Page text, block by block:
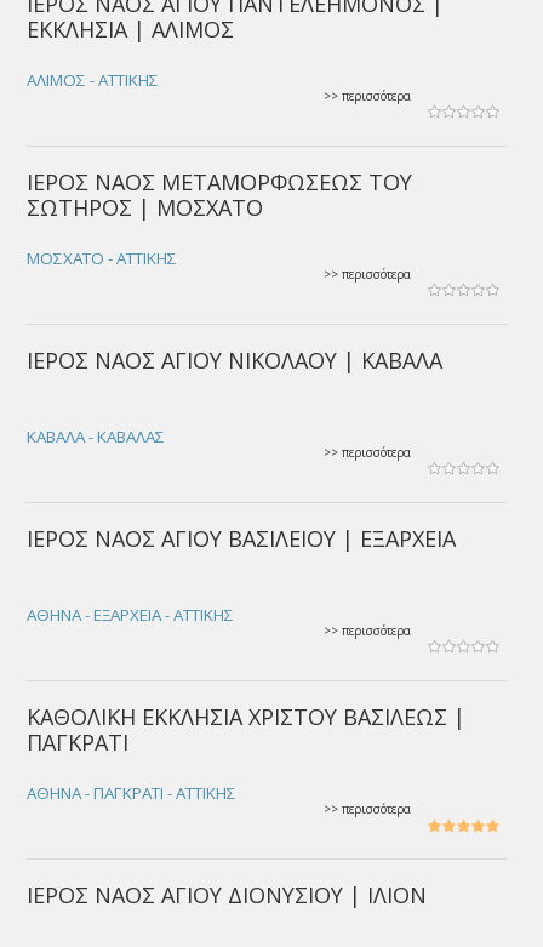
ΕΚΚΛΗΣΙΑ | ΑΛΙΜΟΣ
ΑΛΙΜΟΣ - ΑΤΤΙΚΗΣ
>> περισσότερα
ΙΕΡΟΣ ΝΑΟΣ ΜΕΤΑΜΟΡΦΩΣΕΩΣ ΤΟΥ
ΣΩΤΗΡΟΣ | ΜΟΣΧΑΤΟ
ΜΟΣΧΑΤΟ - ΑΤΤΙΚΗΣ
>> περισσότερα
ΙΕΡΟΣ ΝΑΟΣ ΑΓΙΟΥ ΝΙΚΟΛΑΟΥ | ΚΑΒΑΛΑ
ΚΑΒΑΛΑ - ΚΑΒΑΛΑΣ
>> περισσότερα
ΙΕΡΟΣ ΝΑΟΣ ΑΓΙΟΥ ΒΑΣΙΛΕΙΟΥ | ΕΞΑΡΧΕΙΑ
ΑΘΗΝΑ - ΕΞΑΡΧΕΙΑ - ΑΤΤΙΚΗΣ
>> περισσότερα
ΚΑΘΟΛΙΚΗ ΕΚΚΛΗΣΙΑ ΧΡΙΣΤΟΥ ΒΑΣΙΛΕΩΣ |
ΠΑΓΚΡΑΤΙ
ΑΘΗΝΑ - ΠΑΓΚΡΑΤΙ - ΑΤΤΙΚΗΣ
>> περισσότερα
ΙΕΡΟΣ ΝΑΟΣ ΑΓΙΟΥ ΔΙΟΝΥΣΙΟΥ | ΙΛΙΟΝ